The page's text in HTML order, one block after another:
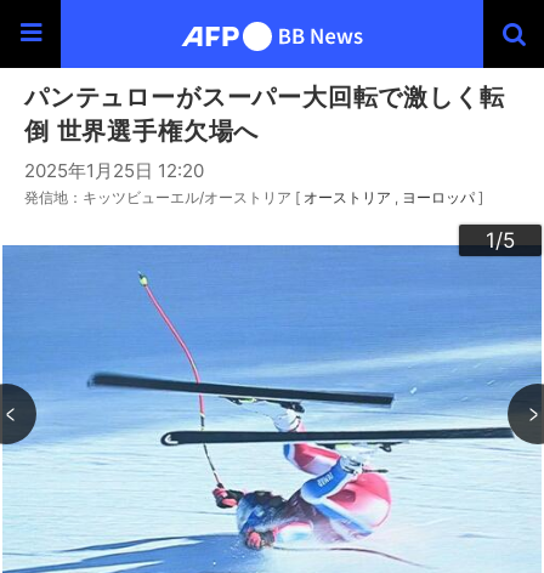
パンテュローがスーパー大回転で激しく転
倒 世界選手権欠場へ
2025年1月25日 12:20
発信地：キッツビューエル/オーストリア [ オーストリア ヨーロッパ ]
1/5
2/5
3/5
4/5
5/5